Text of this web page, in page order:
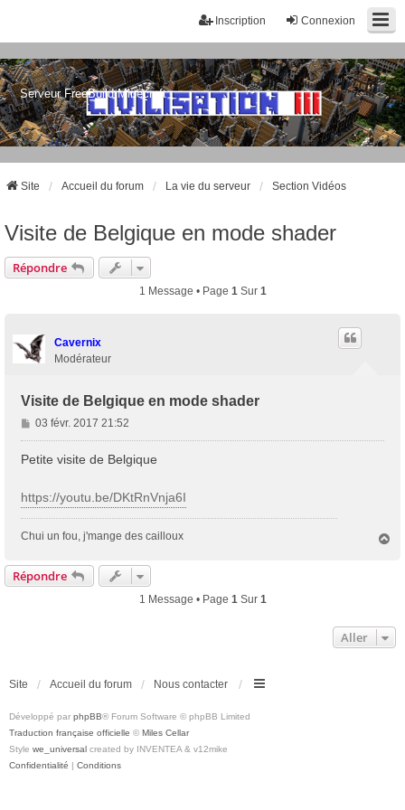
Connexion
Inscription
Serveur FreeBuild Minecraft
Site Accueil du forum La vie du serveur Section Vidéos
Visite de Belgique en mode shader
Répondre
1 Message • Page 1 Sur 1
Cavernix
Modérateur
Visite de Belgique en mode shader
M
e
g
e
03 févr. 2017 21:52
Petite visite de Belgique
https://youtu.be/DKtRnVnja6I
Chui un fou, j'mange des cailloux
Répondre
1 Message • Page 1 Sur 1
Aller
Site Accueil du forum Nous contacter
Développé par phpBB® Forum Software © phpBB Limited
Traduction française officielle © Miles Cellar
Style we_universal created by INVENTEA & v12mike
Confidentialité | Conditions